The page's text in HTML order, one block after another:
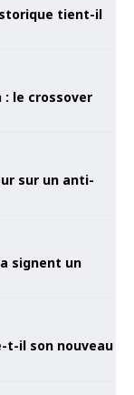
tient-il
: le crossover
sur un anti-
signent un
t-il son nouveau